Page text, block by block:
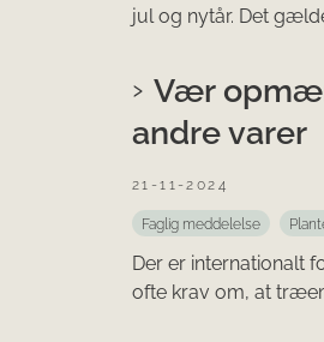
jul og nytår. Det
Vær
andre varer
21-11-2024
Faglig meddelelse
Der er internationalt
ofte krav om, at